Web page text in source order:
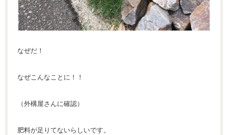
なぜだ！
なぜこんなことに！！
（外構屋さんに確認）
肥料が足りてないらしいです。